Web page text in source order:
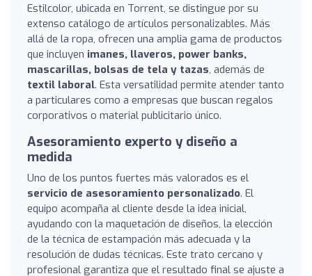
Estilcolor, ubicada en Torrent, se distingue por su
extenso catálogo de artículos personalizables. Más
allá de la ropa, ofrecen una amplia gama de productos
que incluyen imanes, llaveros, power banks,
mascarillas, bolsas de tela y tazas, además de
textil laboral. Esta versatilidad permite atender tanto
a particulares como a empresas que buscan regalos
corporativos o material publicitario único.
Asesoramiento experto y diseño a
medida
Uno de los puntos fuertes más valorados es el
servicio de asesoramiento personalizado. El
equipo acompaña al cliente desde la idea inicial,
ayudando con la maquetación de diseños, la elección
de la técnica de estampación más adecuada y la
resolución de dudas técnicas. Este trato cercano y
profesional garantiza que el resultado final se ajuste a